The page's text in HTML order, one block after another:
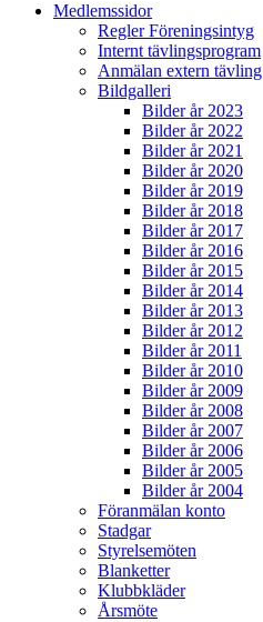
Medlemssidor
Regler Föreningsintyg
Internt tävlingsprogram
Anmälan extern tävling
Bildgalleri
Bilder år 2023
Bilder år 2022
Bilder år 2021
Bilder år 2020
Bilder år 2019
Bilder år 2018
Bilder år 2017
Bilder år 2016
Bilder år 2015
Bilder år 2014
Bilder år 2013
Bilder år 2012
Bilder år 2011
Bilder år 2010
Bilder år 2009
Bilder år 2008
Bilder år 2007
Bilder år 2006
Bilder år 2005
Bilder år 2004
Föranmälan konto
Stadgar
Styrelsemöten
Blanketter
Klubbkläder
Årsmöte